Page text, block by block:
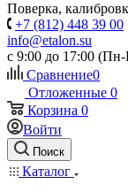
Поверка,
+7 (812) 448 39 00
info@etalon.su
c 9:00 до 17:00
Сравнение0
Отложенные 0
Корзина 0
Войти
Поиск
Каталог